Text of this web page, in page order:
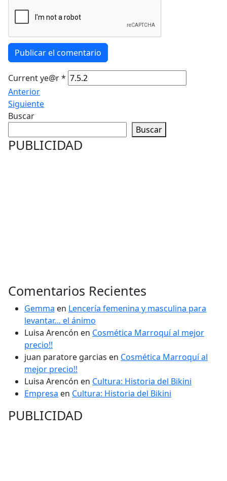
Publicar el comentario
Current ye@r*
Anterior
Siguiente
Buscar
Buscar
PUBLICIDAD
Comentarios Recientes
Gemma en Lencería femenina y masculina para
levantar… el ánimo
Luisa Arencón en Cosmética Marroquí al mejor
precio!!
juan paratore garcias en Cosmética Marroquí al
mejor precio!!
Luisa Arencón en Cultura: Historia del Bikini
Empresa en Cultura: Historia del Bikini
PUBLICIDAD